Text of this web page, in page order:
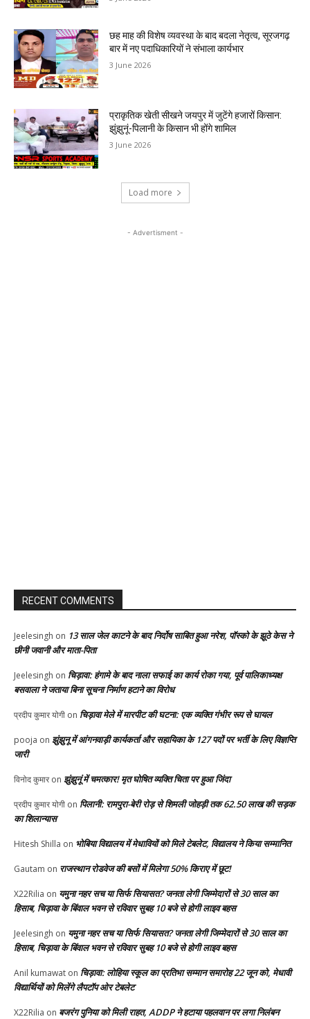
छह माह की विशेष व्यवस्था के बाद बदला नेतृत्व, सूरजगढ़
बार में नए पदाधिकारियों ने संभाला कार्यभार
3 June 2026
प्राकृतिक खेती सीखने जयपुर में जुटेंगे हजारों किसान:
झुंझुनूं-पिलानी के किसान भी होंगे शामिल
3 June 2026
Load more
- Advertisment -
RECENT COMMENTS
Jeelesingh on 13 साल जेल काटने के बाद निर्दोष साबित हुआ नरेश, पॉस्को के झूठे केस ने
छीनी जवानी और माता-पिता
Jeelesingh on चिड़ावा: हंगामे के बाद नाला सफाई का कार्य रोका गया, पूर्व पालिकाध्यक्ष
बसवाला ने जताया बिना सूचना निर्माण हटाने का विरोध
प्रदीप कुमार योगी on चिड़ावा मेले में मारपीट की घटना: एक व्यक्ति गंभीर रूप से घायल
pooja on झुंझुनू में आंगनवाड़ी कार्यकर्ता और सहायिका के 127 पदों पर भर्ती के लिए विज्ञप्ति
जारी
विनोद कुमारon झुंझुनूं में चमत्कार! मृत घोषित व्यक्ति चिता पर हुआ जिंदा
प्रदीप कुमार योगी on पिलानी: रामपुरा-बेरी रोड़ से शिमली जोहड़ी तक 62.50 लाख की सड़क
का शिलान्यास
Hitesh Shilla on भोबिया विद्यालय में मेधावियों को मिले टेबलेट, विद्यालय ने किया सम्मानित
Gautam on राजस्थान रोडवेज की बसों में मिलेगा 50% किराए में छूट!
X22Rilia on यमुना नहर सच या सिर्फ सियासत? जनता लेगी जिम्मेदारों से 30 साल का
हिसाब, चिड़ावा के बिंवाल भवन से रविवार सुबह 10 बजे से होगी लाइव बहस
Jeelesingh on यमुना नहर सच या सिर्फ सियासत? जनता लेगी जिम्मेदारों से 30 साल का
हिसाब, चिड़ावा के बिंवाल भवन से रविवार सुबह 10 बजे से होगी लाइव बहस
Anil kumawat on चिड़ावा: लोहिया स्कूल का प्रतिभा सम्मान समारोह 22 जून को, मेधावी
विद्यार्थियों को मिलेंगे लैपटॉप ओर टेबलेट
X22Rilia on बजरंग पुनिया को मिली राहत, ADDP ने हटाया पहलवान पर लगा निलंबन